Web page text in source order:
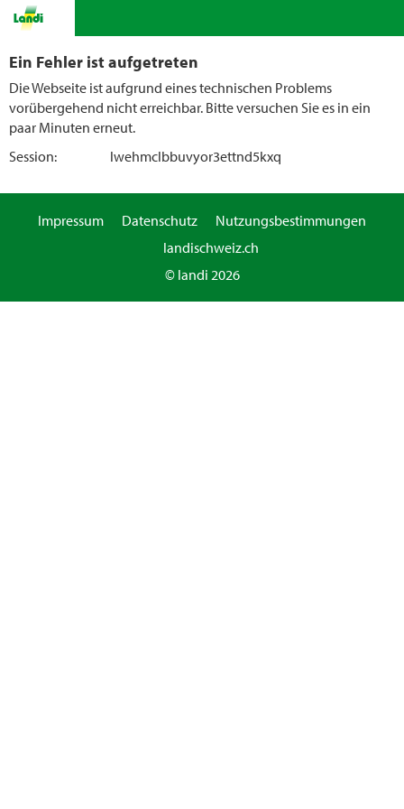
Ein Fehler ist aufgetreten
Die Webseite ist aufgrund eines technischen Problems
vorübergehend nicht erreichbar. Bitte versuchen Sie es in ein
paar Minuten erneut.
Session:
lwehmclbbuvyor3ettnd5kxq
Impressum Datenschutz
Nutzungsbestimmungen
landischweiz.ch
© landi 2026